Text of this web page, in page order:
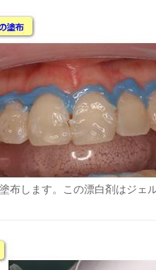
布します。この漂白剤はジェ